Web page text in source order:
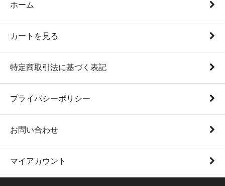
ホーム
カートを見る
特定商取引法に基づく表記
プライバシーポリシー
お問い合わせ
マイアカウント